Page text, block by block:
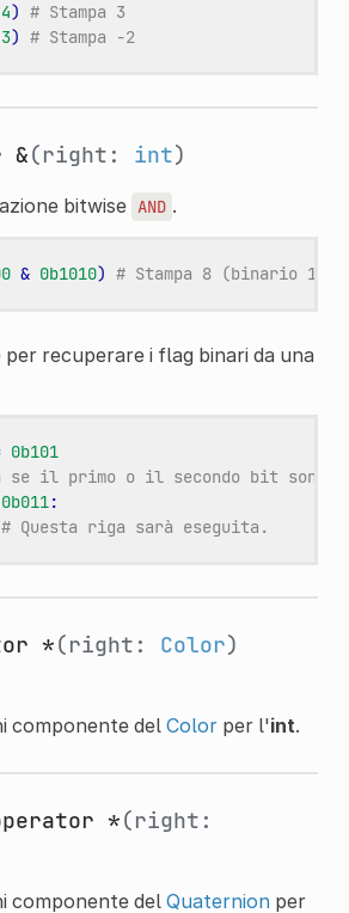
4) # Stampa 3
3) # Stampa -2
&(right: int)
bitwise AND .
& 0b1010) # Stampa 8 (binario
recuperare i flag binari da una
0b101
se il primo o il secondo bit
0b011:
# Questa riga sarà eseguita.
*(right: Color)
componente delColorper l'int.
*(right:
componente delQuaternionper